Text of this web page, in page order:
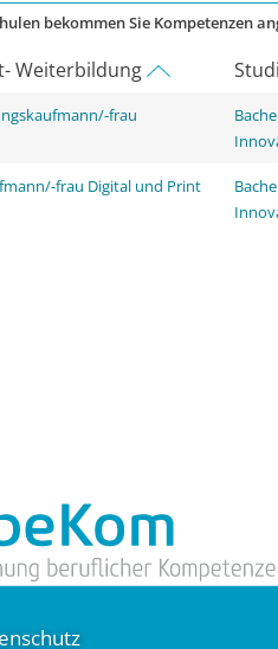
bekommen Sie Kompetenzen
Weiterbildung
frau
frau Digital und Print